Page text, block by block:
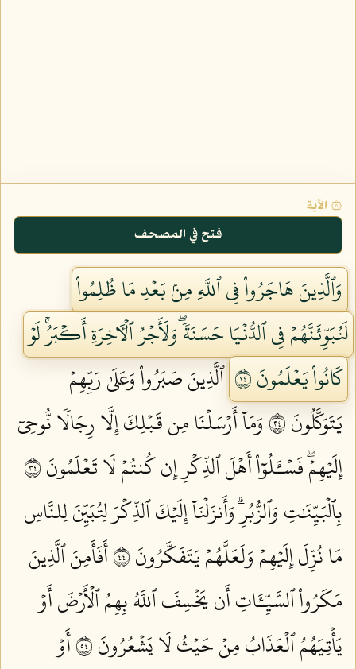
۞ الآية
فتح في المصحف
وَٱلَّذِينَ هَاجَرُواْ فِي ٱللَّهِ مِنۢ بَعۡدِ مَا ظُلِمُواْ
لَنُبَوِّئَنَّهُمۡ فِي ٱلدُّنۡيَا حَسَنَةٗۖ وَلَأَجۡرُ ٱلۡأٓخِرَةِ أَكۡبَرُۚ لَوۡ
كَانُواْ يَعۡلَمُونَ ٤١
ٱلَّذِينَ صَبَرُواْ وَعَلَىٰ رَبِّهِمۡ
يَتَوَكَّلُونَ ٤٢
وَمَآ أَرۡسَلۡنَا مِن قَبۡلِكَ إِلَّا رِجَالٗا نُّوحِيٓ
إِلَيۡهِمۡۖ فَسۡـَٔلُوٓاْ أَهۡلَ ٱلذِّكۡرِ إِن كُنتُمۡ لَا تَعۡلَمُونَ ٤٣
بِٱلۡبَيِّنَٰتِ وَٱلزُّبُرِۗ وَأَنزَلۡنَآ إِلَيۡكَ ٱلذِّكۡرَ لِتُبَيِّنَ لِلنَّاسِ
مَا نُزِّلَ إِلَيۡهِمۡ وَلَعَلَّهُمۡ يَتَفَكَّرُونَ ٤٤
أَفَأَمِنَ ٱلَّذِينَ
مَكَرُواْ ٱلسَّيِّـَٔاتِ أَن يَخۡسِفَ ٱللَّهُ بِهِمُ ٱلۡأَرۡضَ أَوۡ
يَأۡتِيَهُمُ ٱلۡعَذَابُ مِنۡ حَيۡثُ لَا يَشۡعُرُونَ ٤٥
أَوۡ